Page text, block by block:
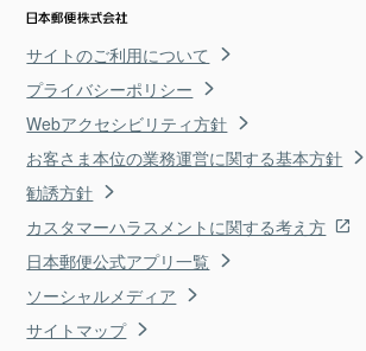
サイトのご利用について
プライバシーポリシー
Webアクセシビリティ方針
お客さま本位の業務運営に関する基本方針
勧誘方針
カスタマーハラスメントに関する考え方
日本郵便公式アプリ一覧
ソーシャルメディア
サイトマップ